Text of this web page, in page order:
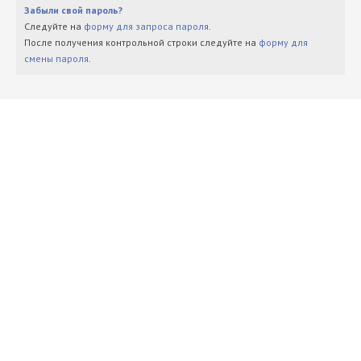
Забыли свой пароль?
Следуйте на форму для запроса пароля.
После получения контрольной строки следуйте на форму для
смены пароля.